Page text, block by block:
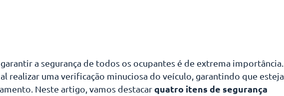
a segurança de todos os ocupantes é de extrema importância.
realizar uma verificação minuciosa do veículo, garantindo que esteja
Neste artigo, vamos destacarquatro itens de segurança